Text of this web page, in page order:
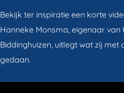
Bekijk ter inspiratie een korte
Hanneke Monsma, eigenaar van
Biddinghuizen, uitlegt wat zij
gedaan.